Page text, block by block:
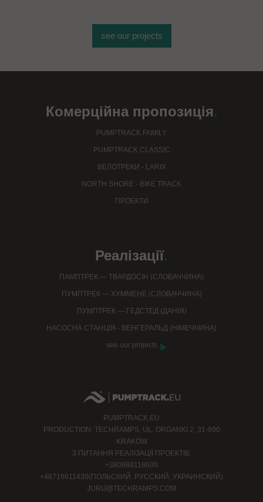
see our projects
Комерційна пропозиція.
PUMPTRACK FAMILY
PUMPTRACK CLASSIC
ВЕЛОТРЕКИ - LARIX
NORTH SHORE - BIKE TRACK
ПРОЕКТИ
Реалізації.
ПАМПТРЕК — ТВАРДОСІН (СЛОВАЧЧИНА)
ПУМПТРЕК — ХУММЕНЕ (СЛОВАЧЧИНА)
ПУМПТРЕК — ГЕДСТЕД (ДАНІЯ)
НАСОСНА СТАНЦІЯ - ВЕНГЕРАЛЬД (НІМЕЧЧИНА)
see our projects
PUMPTRACK.EU
PRODUCTION: TECHRAMPS, UL. ORGANKI 2, 31-990
KRAKÓW
З ПИТАННЯ РЕАЛІЗАЦІЇ ПРОЕКТІВ:
+380688118600
+48716611430(ПОЛЬСКИЙ, РУССКИЙ, УКРАИНСКИЙ)
JURIJ@TECHRAMPS.COM